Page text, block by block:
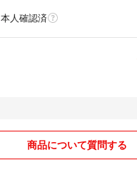
本人確認済
商品について質問する